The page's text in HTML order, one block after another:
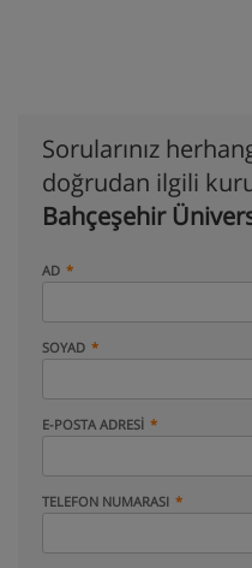
Sorularınız
doğrudan ilgili
Bahçeşehir
AD
SOYAD
E-POSTA ADRESI
TELEFON NUMARASI